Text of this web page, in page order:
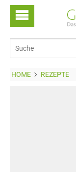
HOME REZEPTE